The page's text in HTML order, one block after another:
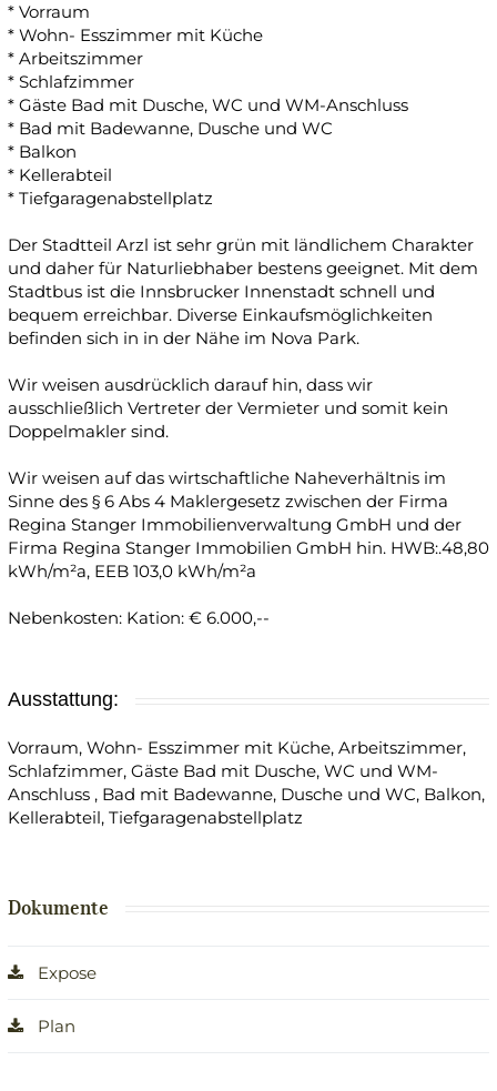
* Vorraum
* Wohn- Esszimmer mit Küche
* Arbeitszimmer
* Schlafzimmer
* Gäste Bad mit Dusche, WC und WM-Anschluss
* Bad mit Badewanne, Dusche und WC
* Balkon
* Kellerabteil
* Tiefgaragenabstellplatz
Der Stadtteil Arzl ist sehr grün mit ländlichem Charakter
und daher für Naturliebhaber bestens geeignet. Mit dem
Stadtbus ist die Innsbrucker Innenstadt schnell und
bequem erreichbar. Diverse Einkaufsmöglichkeiten
befinden sich in in der Nähe im Nova Park.
Wir weisen ausdrücklich darauf hin, dass wir
ausschließlich Vertreter der Vermieter und somit kein
Doppelmakler sind.
Wir weisen auf das wirtschaftliche Naheverhältnis im
Sinne des § 6 Abs 4 Maklergesetz zwischen der Firma
Regina Stanger Immobilienverwaltung GmbH und der
Firma Regina Stanger Immobilien GmbH hin. HWB:.48,80
kWh/m²a, EEB 103,0 kWh/m²a
Nebenkosten: Kation: € 6.000,--
Ausstattung:
Vorraum, Wohn- Esszimmer mit Küche, Arbeitszimmer,
Schlafzimmer, Gäste Bad mit Dusche, WC und WM-
Anschluss , Bad mit Badewanne, Dusche und WC, Balkon,
Kellerabteil, Tiefgaragenabstellplatz
Dokumente
Expose
Plan